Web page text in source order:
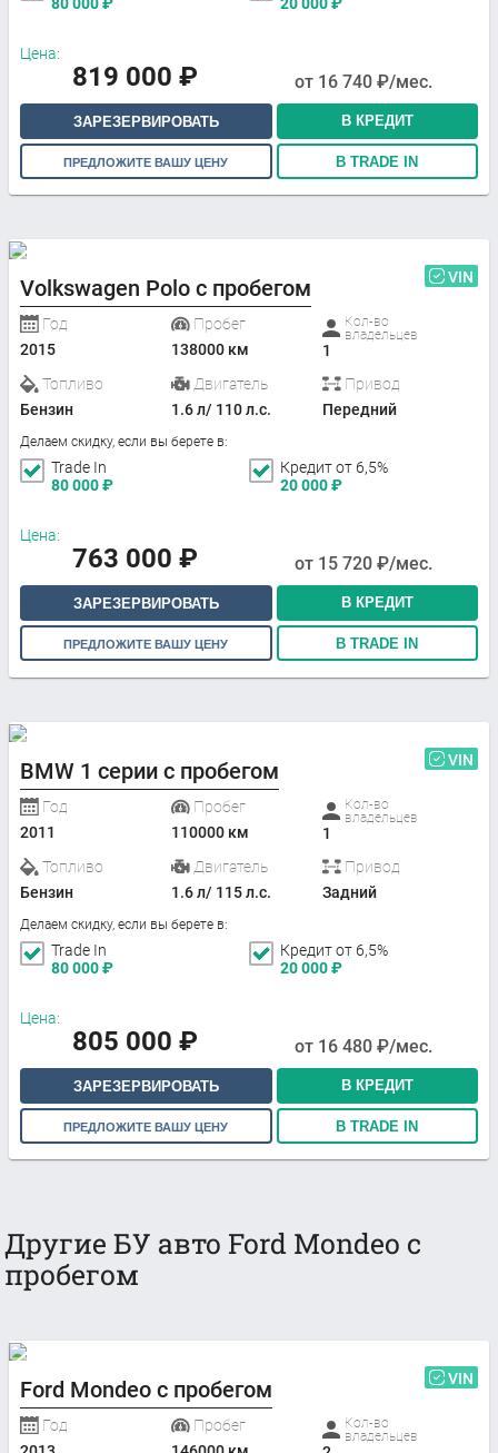
Цена:
819 000 ₽ от 16 740 ₽/мес.
ЗАРЕЗЕРВИРОВАТЬ В КРЕДИТ
ПРЕДЛОЖИТЕ ВАШУ ЦЕНУ В TRADE IN
Volkswagen Polo с пробегом VIN
Год
2015
Пробег
138000 км
Кол-во
владельцев
1
Топливо
Бензин
Двигатель
1.6 л/ 110 л.с.
Привод
Передний
Делаем скидку, если вы берете в:
Trade In
80 000₽
Кредит от 6,5%
20 000₽
Цена:
763 000 ₽ от 15 720 ₽/мес.
ЗАРЕЗЕРВИРОВАТЬ В КРЕДИТ
ПРЕДЛОЖИТЕ ВАШУ ЦЕНУ В TRADE IN
BMW 1 серии с пробегом VIN
Год
2011
Пробег
110000 км
Кол-во
владельцев
1
Топливо
Бензин
Двигатель
1.6 л/ 115 л.с.
Привод
Задний
Делаем скидку, если вы берете в:
Trade In
80 000₽
Кредит от 6,5%
20 000₽
Цена:
805 000 ₽ от 16 480 ₽/мес.
ЗАРЕЗЕРВИРОВАТЬ В КРЕДИТ
ПРЕДЛОЖИТЕ ВАШУ ЦЕНУ В TRADE IN
Другие БУ авто Ford Mondeo с
пробегом
Ford Mondeo с пробегом VIN
Год
Пробег
Кол-во
владельцев